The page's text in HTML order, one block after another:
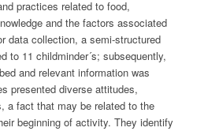
practices related to food,
and the factors associated
data collection, a semi-structured
to 11 childminder´s; subsequently,
and relevant information was
presented diverse attitudes,
a fact that may be related to the
beginning of activity. They identify